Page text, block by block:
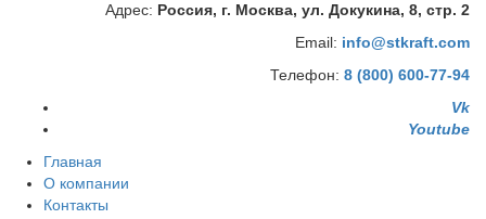
Адрес: Россия, г. Москва, ул. Докукина, 8, стр. 2
Email: info@stkraft.com
Телефон: 8 (800) 600-77-94
Vk
Youtube
Главная
О компании
Контакты